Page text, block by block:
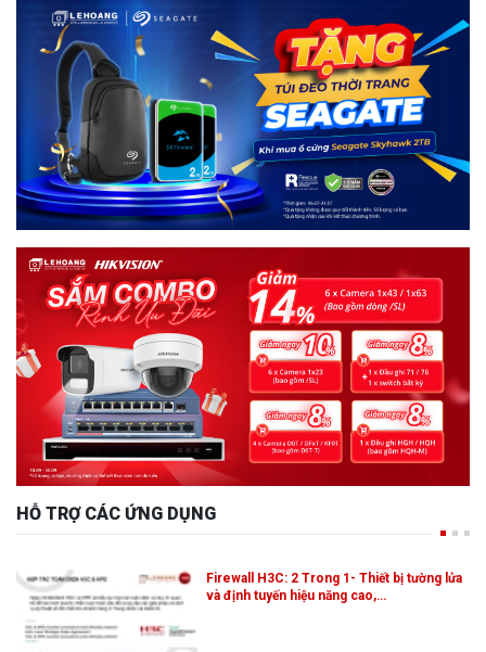
HỖ TRỢ CÁC ỨNG DỤNG
và định tuyến hiệu năng cao,…